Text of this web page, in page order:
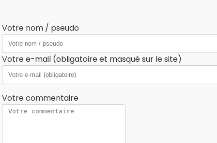
Votre nom / pseudo
Votre e-mail (obligatoire et masqué sur le site)
Votre commentaire